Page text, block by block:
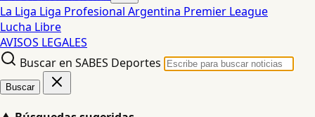
La Liga Liga Profesional Argentina Premier League
Lucha Libre
AVISOS LEGALES
Buscar en SABES Deportes
Buscar